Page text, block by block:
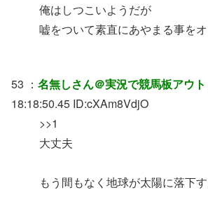
俺はしつこいようだが
嘘をついて素直にあやまる事を
53 ： 名無しさん＠実況で競馬板アウト
18:18:50.45 ID:cXAm8VdjO
>>1
大丈夫
もう間もなく地球が太陽に落下